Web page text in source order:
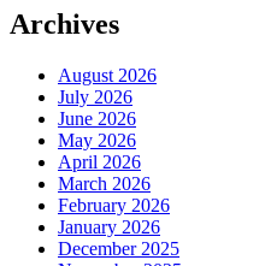
Archives
August 2026
July 2026
June 2026
May 2026
April 2026
March 2026
February 2026
January 2026
December 2025